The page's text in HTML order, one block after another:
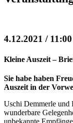
4.12.2021 /
Kleine Auszeit –
Sie habe haben
Auszeit in der
Uschi Demmerle und
wunderbare
unbekannte